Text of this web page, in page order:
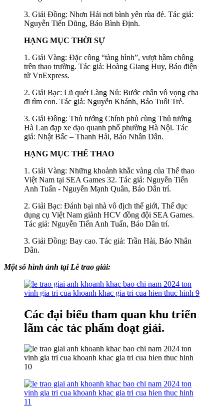
3. Giải Đồng: Nhơn Hải nơi bình yên rùa đẻ. Tác giả:
Nguyễn Tiến Dũng, Báo Bình Định.
HẠNG MỤC THỜI SỰ
1. Giải Vàng: Đặc công “tàng hình”, vượt hầm chông
trên thao trường. Tác giả: Hoàng Giang Huy, Báo điện
tử VnExpress.
2. Giải Bạc: Lũ quét Làng Nủ: Bước chân vô vọng cha
đi tìm con. Tác giả: Nguyễn Khánh, Báo Tuổi Trẻ.
3. Giải Đồng: Thủ tướng Chính phủ cùng Thủ tướng
Hà Lan đạp xe dạo quanh phố phường Hà Nội. Tác
giả: Nhật Bấc – Thanh Hải, Báo Nhân Dân.
HẠNG MỤC THỂ THAO
1. Giải Vàng: Những khoảnh khắc vàng của Thể thao
Việt Nam tại SEA Games 32. Tác giả: Nguyễn Tiến
Anh Tuấn - Nguyễn Mạnh Quân, Báo Dân trí.
2. Giải Bạc: Đánh bại nhà vô địch thế giới, Thể dục
dụng cụ Việt Nam giành HCV đồng đội SEA Games.
Tác giả: Nguyễn Tiến Anh Tuấn, Báo Dân trí.
3. Giải Đồng: Bay cao. Tác giả: Trần Hải, Báo Nhân
Dân.
Một số hình ảnh tại Lễ trao giải:
Các đại biểu tham quan khu triển
lãm các tác phẩm đoạt giải.